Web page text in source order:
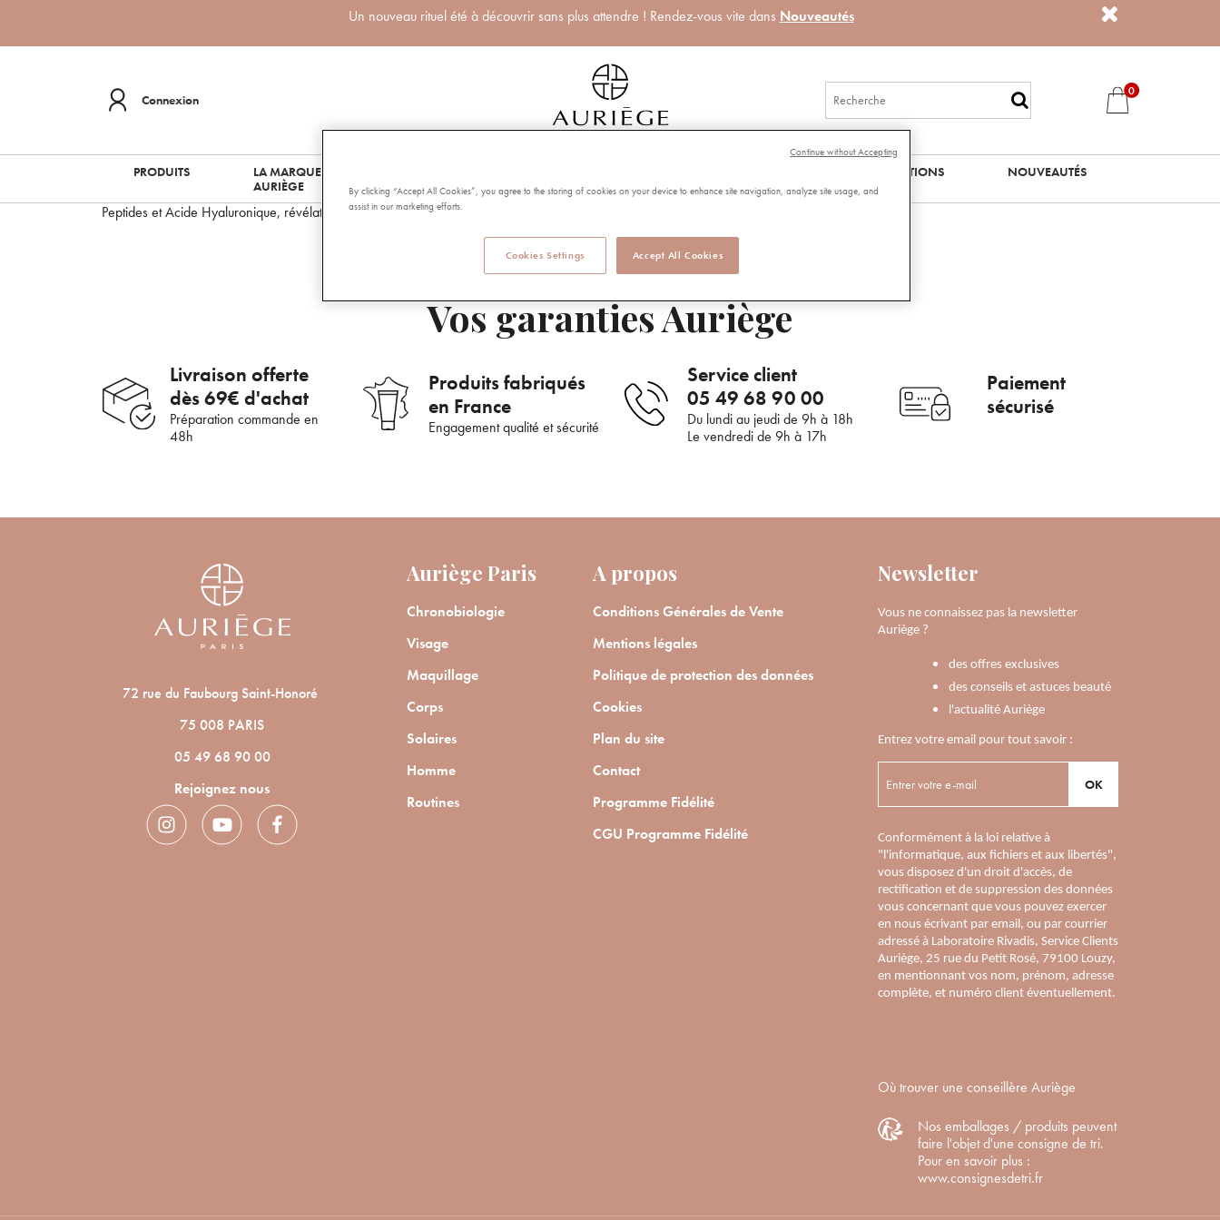
Un nouveau rituel été à découvrir sans plus attendre ! Rendez-vous vite dans Nouveautés
Connexion
0
PRODUITS
LA MARQUE
AURIÈGE
AURIÈGE !
AURIÈGE !
PROMOTIONS NOUVEAUTÉS
Supprimer le produit ?
Voulez-vous vraiment supprimer le produit suivant du panier ?
Peptides et Acide Hyaluronique, révélateurs de Beauté de votre visage
Vos garanties Auriège
Livraison offerte
dès 69€ d'achat
Préparation commande en
48h
Produits fabriqués
en France
Engagement qualité et sécurité
Service client
05 49 68 90 00
Du lundi au jeudi de 9h à 18h
Le vendredi de 9h à 17h
Paiement
sécurisé
72 rue du Faubourg Saint-Honoré
75 008 PARIS
05 49 68 90 00
Rejoignez nous
Auriège Paris
Chronobiologie
Visage
Maquillage
Corps
Solaires
Homme
Routines
A propos
Conditions Générales de Vente
Mentions légales
Politique de protection des données
Cookies
Plan du site
Contact
Programme Fidélité
CGU Programme Fidélité
Newsletter
Vous ne connaissez pas la newsletter
Auriège ?
des offres exclusives
des conseils et astuces beauté
l'actualité Auriège
Entrez votre email pour tout savoir :
OK
Conformément à la loi relative à
"l'informatique, aux fichiers et aux libertés",
vous disposez d'un droit d'accès, de
rectification et de suppression des données
vous concernant que vous pouvez exercer
en nous écrivant par email, ou par courrier
adressé à Laboratoire Rivadis, Service Clients
Auriège, 25 rue du Petit Rosé, 79100 Louzy,
en mentionnant vos nom, prénom, adresse
complète, et numéro client éventuellement.
Où trouver une conseillère Auriège
Nos emballages / produits peuvent
faire l'objet d'une consigne de tri.
Pour en savoir plus :
www.consignesdetri.fr
Bienvenue !
promotions en cours et bénéficier de nos conseils de
saison, inscrivez-vous à notre Newsletter.
JE M’INSCRIS
En renseignant votre adresse e-mail, vous acceptez de recevoir des communications par e-mail
By clicking “Accept All Cookies”, you agree to the storing of cookies on your device to enhance site navigation, analyze site usage, and
assist in our marketing efforts.
Accept All Cookies
Cookies Settings
Continue without Accepting